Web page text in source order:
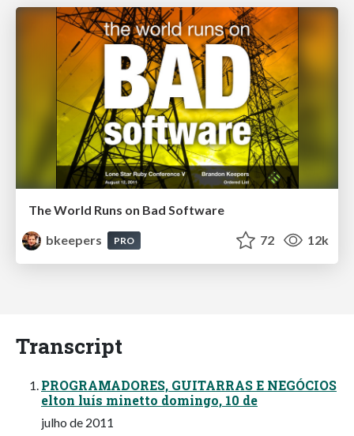
The World Runs on Bad Software
bkeepers
PRO 72 12k
Transcript
PROGRAMADORES, GUITARRAS E NEGÓCIOS
elton luís minetto domingo, 10 de
julho de 2011